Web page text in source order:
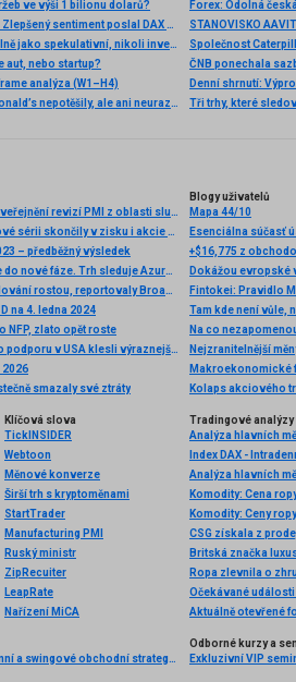
ve výši 1 bilionu dolarů?
Analýza DAX, Nasdaq, EUR/USD: Zlepšený sentiment poslal DAX na nová maxima
Praktické okénko: Bitcoin aktuálně jako spekulativní, nikoli investiční aktivum
aut, nebo startup?
analýza (W1–H4)
Akciová analýza: Výsledky McDonald’s nepotěšily, ale ani neurazily. Jakou vizi společnost prezentovala?
Denní shrnutí:
Tři trhy, které
BREAKING: EUR mírně klesá po zveřejnění revizí PMI z oblasti služeb
Pražská burza posílila, po ztrátové sérii skončily v zisku i akcie ČEZ
– předběžný výsledek
Příběh AI od Microsoftu vstupuje do nové fáze. Trh sleduje Azure a tržby
Americké akcie v úvodu obchodování rostou, reportovaly Broadcom, Costco, Hewlett Packard a další
na 4. ledna 2024
NFP, zlato opět roste
BREAKING: Počiatočné žiadosti o podporu v USA klesli výraznejšie ako sa očakávalo
2026
smazaly své ztráty
Blogy uživatelů
Mapa 44/10
Esenciálna súčasť
+$16,775 z
Dokážou evropské
Fintokei: Pravidlo
Tam kde není vůle,
Na co
Nejzranitelnější
Makroekonomické
Kolaps akciového
Klíčová slova
TickINSIDER
Webtoon
Měnové konverze
Širší trh s kryptoměnami
StartTrader
Manufacturing PMI
Ruský ministr
ZipRecuiter
LeapRate
Nařízení MiCA
Tradingové analýzy
Analýza hlavních
Index DAX -
Analýza hlavních
Komodity: Cena
CSG získala z
Očekávané
Aktuálně otevřené
Kniha "FOREX – Ziskové intradenní a swingové obchodní strategie" od Kathy Lien vychází v češtině!
Odborné kurzy a